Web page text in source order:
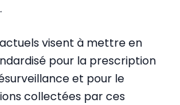
visent à mettre en
pour la prescription
et pour le
collectées par ces